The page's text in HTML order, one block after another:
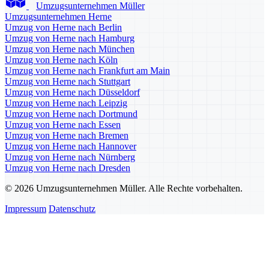
Umzugsunternehmen Müller
Umzugsunternehmen Herne
Umzug von Herne nach Berlin
Umzug von Herne nach Hamburg
Umzug von Herne nach München
Umzug von Herne nach Köln
Umzug von Herne nach Frankfurt am Main
Umzug von Herne nach Stuttgart
Umzug von Herne nach Düsseldorf
Umzug von Herne nach Leipzig
Umzug von Herne nach Dortmund
Umzug von Herne nach Essen
Umzug von Herne nach Bremen
Umzug von Herne nach Hannover
Umzug von Herne nach Nürnberg
Umzug von Herne nach Dresden
© 2026 Umzugsunternehmen Müller. Alle Rechte vorbehalten.
Impressum Datenschutz